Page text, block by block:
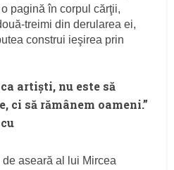
pagină în corpul cărţii,
treimi din derularea ei,
construi ieşirea prin
artişti, nu este să
ci să rămânem oameni.”
aseară al lui Mircea